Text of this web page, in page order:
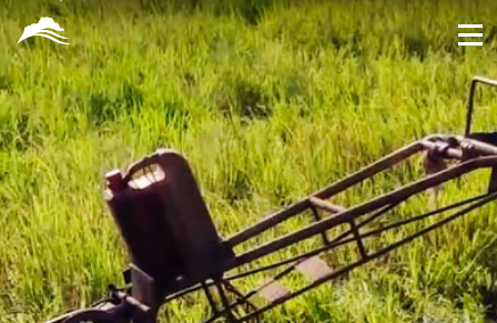
跳
到
主
要
內
容
區
塊